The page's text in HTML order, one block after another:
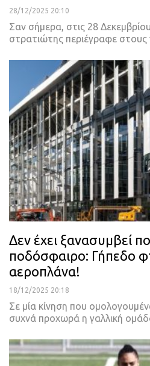
28/12/2025 20:10
Σαν σήμερα, στις 28
στρατιώτης περιέγραφε στους
Δεν έχει ξανασυμβεί
ποδόσφαιρο: Γήπεδο
αεροπλάνα!
18/12/2025 20:18
Σε μία κίνηση που
συχνά προχωρά η γαλλική